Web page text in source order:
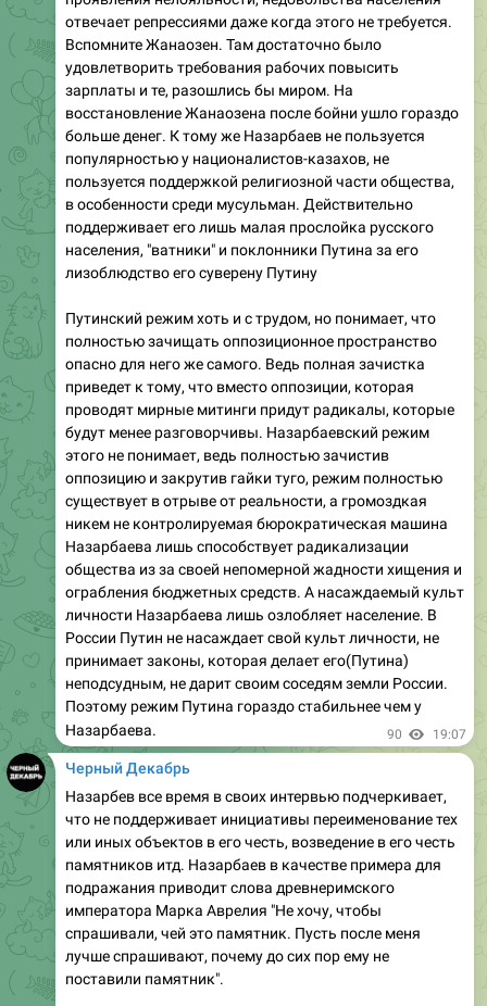
отвечает репрессиями даже когда этого не требуется.
Вспомните Жанаозен. Там достаточно было
удовлетворить требования рабочих повысить
зарплаты и те, разошлись бы миром. На
восстановление Жанаозена после бойни ушло гораздо
больше денег. К тому же Назарбаев не пользуется
популярностью у националистов-казахов, не
пользуется поддержкой религиозной части общества,
в особенности среди мусульман. Действительно
поддерживает его лишь малая прослойка русского
населения, "ватники" и поклонники Путина за его
лизоблюдство его суверену Путину
Путинский режим хоть и с трудом, но понимает, что
полностью зачищать оппозиционное пространство
опасно для него же самого. Ведь полная зачистка
приведет к тому, что вместо оппозиции, которая
проводят мирные митинги придут радикалы, которые
будут менее разговорчивы. Назарбаевский режим
этого не понимает, ведь полностью зачистив
оппозицию и закрутив гайки туго, режим полностью
существует в отрыве от реальности, а громоздкая
никем не контролируемая бюрократическая машина
Назарбаева лишь способствует радикализации
общества из за своей непомерной жадности хищения и
ограбления бюджетных средств. А насаждаемый культ
личности Назарбаева лишь озлобляет население. В
России Путин не насаждает свой культ личности, не
принимает законы, которая делает его(Путина)
неподсудным, не дарит своим соседям земли России.
Поэтому режим Путина гораздо стабильнее чем у
Назарбаева.
90 19:07
Черный Декабрь
Назарбев все время в своих интервью подчеркивает,
что не поддерживает инициативы переименование тех
или иных объектов в его честь, возведение в его честь
памятников итд. Назарбаев в качестве примера для
подражания приводит слова древнеримского
императора Марка Аврелия "Не хочу, чтобы
спрашивали, чей это памятник. Пусть после меня
лучше спрашивают, почему до сих пор ему не
поставили памятник".